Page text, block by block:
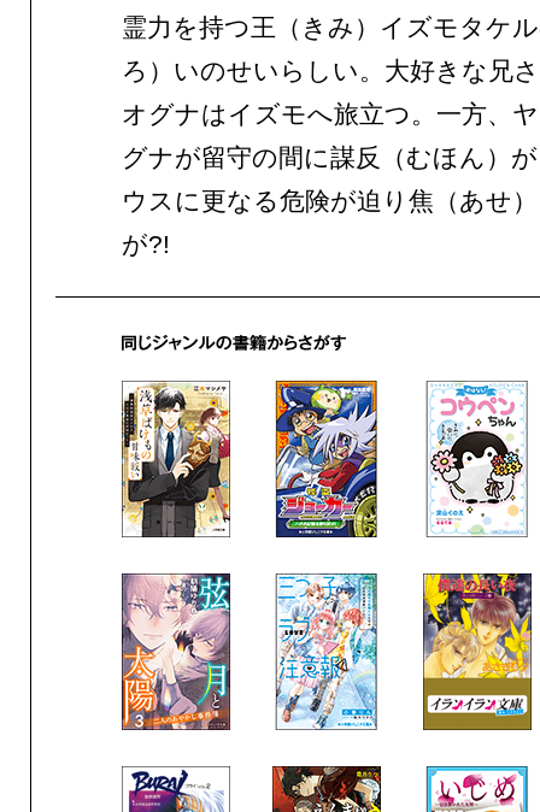
霊力を持つ王（きみ）イズモタケ
ろ）いのせいらしい。大好きな兄
オグナはイズモへ旅立つ。一方、
グナが留守の間に謀反（むほん）
ウスに更なる危険が迫り焦（あせ
が?!